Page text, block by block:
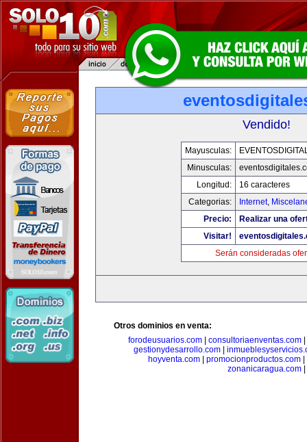
Vendido!
Mayusculas:
Minusculas:
Longitud:
16 caracteres
Categorias:
Internet,
Precio:
Realizar una
Visitar!
Serán consideradas
Otros dominios en venta:
forodeusuarios.com
consultoriaenventas.com
gestionydesarrollo.com
hoyventa.com| promocionproductos.com|
zonanicaragua.com